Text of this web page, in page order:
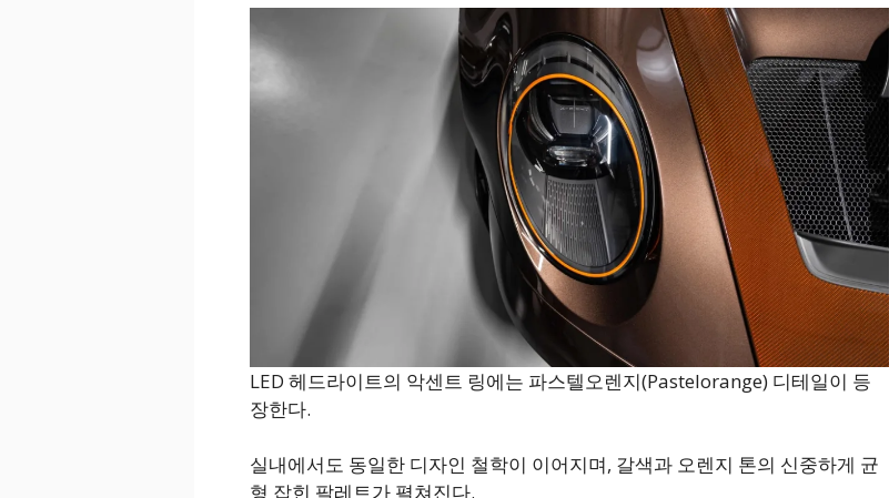
LED 헤드라이트의 악센트 링에는 파스텔오렌지(Pastelorange) 디테일이 등
장한다.
실내에서도 동일한 디자인 철학이 이어지며, 갈색과 오렌지 톤의 신중하게 균
형 잡힌 팔레트가 펼쳐진다.